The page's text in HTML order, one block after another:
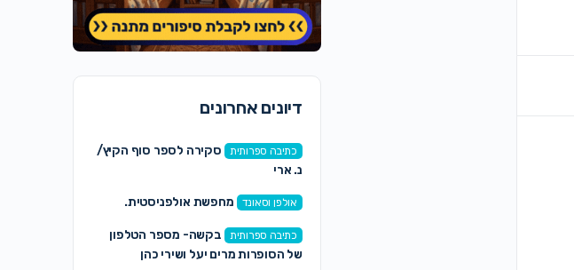
דיונים אחרונים
כתיבה ספרותית
סקירה לספר סוף הקיץ/
נ. ארי
אולפן וסאונד מחפשת אולפניסטית.
כתיבה ספרותית
בקשה- מספר הטלפון
של הסופרות מרים יעל ושירי כהן